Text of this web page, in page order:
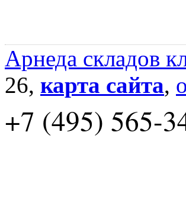
Арнеда складов
26, карта сайта,
+7 (495) 565-